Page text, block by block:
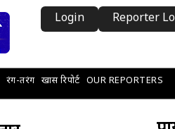
Login Reporter
रंग-तरंग खास रिपोर्ट OUR REPORTERS